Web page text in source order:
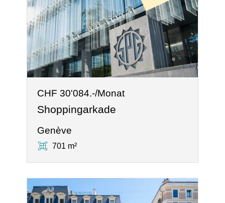
CHF 30'084.-/Monat
Shoppingarkade
Genève
701 m²